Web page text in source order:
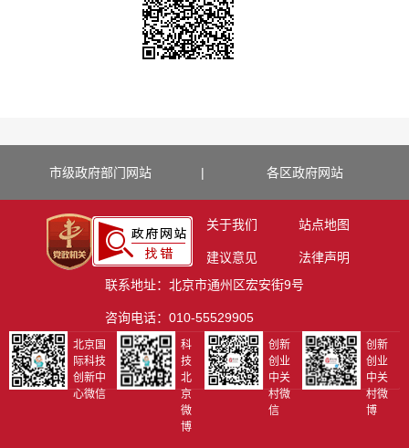
市级政府部门网站 | 各区政府网站
关于我们 站点地图
建议意见
法律声明
联系地址：北京市通州区宏安街9号
咨询电话：010-55529905
北京国
际科技
创新中
心微信
科
技
北
京
微
博
创新
创业
中关
村微
信
创新
创业
中关
村微
博